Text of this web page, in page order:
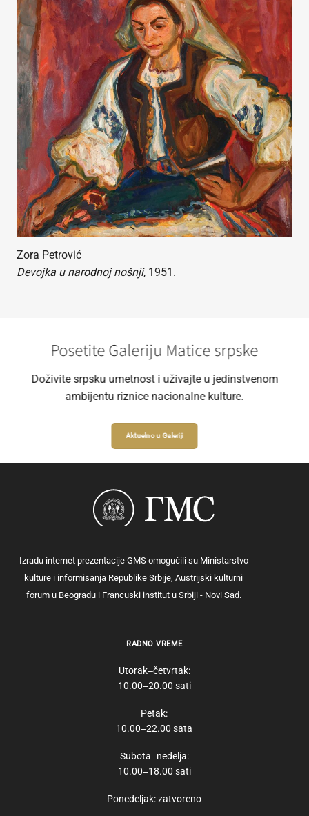
Zora Petrović
Devojka u narodnoj nošnji, 1951.
Posetite Galeriju Matice srpske
Doživite srpsku umetnost i uživajte u jedinstvenom
ambijentu riznice nacionalne kulture.
Aktuelno u Galeriji
Izradu internet prezentacije GMS omogućili su Ministarstvo
kulture i informisanja Republike Srbije, Austrijski kulturni
forum u Beogradu i Francuski institut u Srbiji - Novi Sad.
RADNO VREME
Utorak‒četvrtak:
10.00‒20.00 sati
Petak:
10.00‒22.00 sata
Subota‒nedelja:
10.00‒18.00 sati
Ponedeljak: zatvoreno